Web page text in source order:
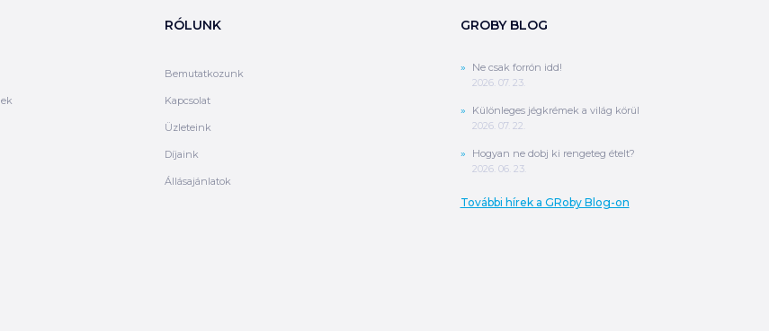
RÓLUNK
Bemutatkozunk
Kapcsolat
Üzleteink
Díjaink
Állásajánlatok
GROBY BLOG
Ne csak forrón idd!
2026. 07. 23.
Különleges jégkrémek a világ körül
2026. 07. 22.
Hogyan ne dobj ki rengeteg ételt?
2026. 06. 23.
További hírek a GRoby Blog-on